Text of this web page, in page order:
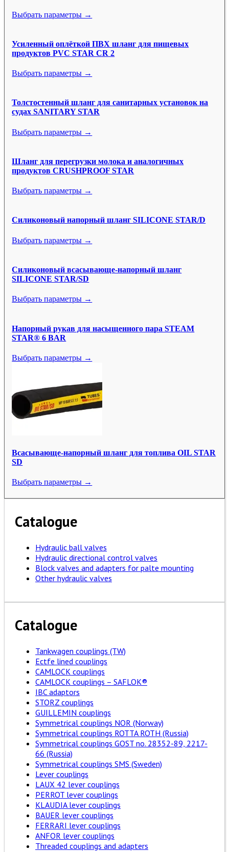
Выбрать параметры →
Усиленный оплёткой ПВХ шланг для пищевых
продуктов PVC STAR CR 2
Выбрать параметры →
Толстостенный шланг для санитарных установок на
судах SANITARY STAR
Выбрать параметры →
Шланг для перегрузки молока и аналогичных
продуктов CRUSHPROOF STAR
Выбрать параметры →
Силиконовый напорный шланг SILICONE STAR/D
Выбрать параметры →
Силиконовый всасывающе-напорный шланг
SILICONE STAR/SD
Выбрать параметры →
Напорный рукав для насыщенного пара STEAM
STAR® 6 BAR
Выбрать параметры →
Всасывающе-напорный шланг для топлива OIL STAR
SD
Выбрать параметры →
Catalogue
Hydraulic ball valves
Hydraulic directional control valves
Block valves and adapters for palte mounting
Other hydraulic valves
Catalogue
Tankwagen couplings (TW)
Ectfe lined couplings
CAMLOCK couplings
CAMLOCK couplings – SAFLOK®
IBC adaptors
STORZ couplings
GUILLEMIN couplings
Symmetrical couplings NOR (Norway)
Symmetrical couplings ROTTA ROTH (Russia)
Symmetrical couplings GOST no. 28352-89, 2217-
66 (Russia)
Symmetrical couplings SMS (Sweden)
Lever couplings
LAUX 42 lever couplings
PERROT lever couplings
KLAUDIA lever couplings
BAUER lever couplings
FERRARI lever couplings
ANFOR lever couplings
Threaded couplings and adapters